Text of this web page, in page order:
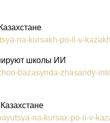
na-kursakh-po-ii-v-
школы ИИ
bazasynda-zhasandy-
na-kursax-po-ii-v-